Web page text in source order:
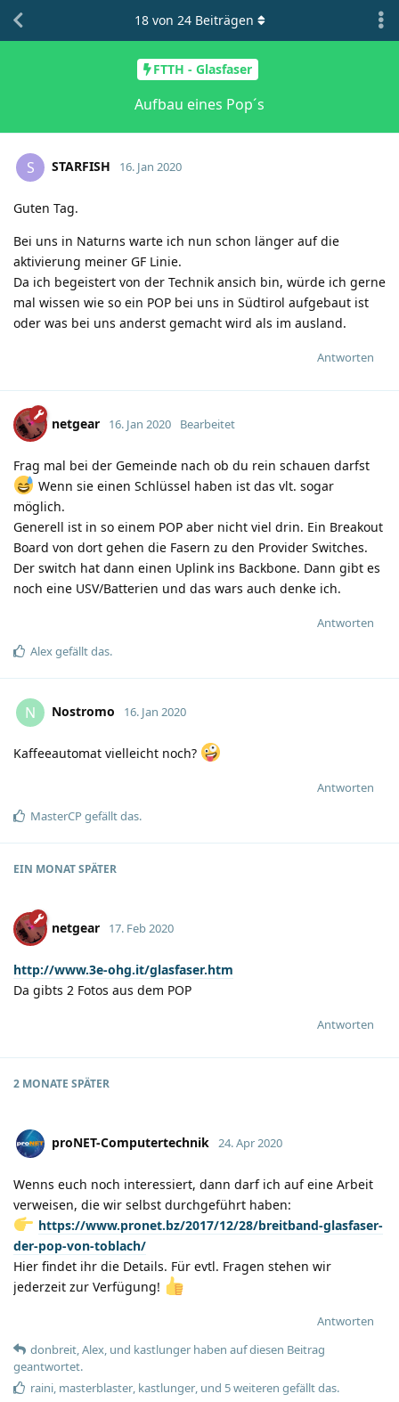
FTTH - Glasfaser
Aufbau eines Pop´s
18von 24Beiträgen
S STARFISH 16. Jan 2020
Guten Tag.
Bei uns in Naturns warte ich nun schon länger auf die
aktivierung meiner GF Linie.
Da ich begeistert von der Technik ansich bin, würde ich gerne
mal wissen wie so ein POP bei uns in Südtirol aufgebaut ist
oder was bei uns anderst gemacht wird als im ausland.
Antworten
netgear 16. Jan 2020 Bearbeitet
Frag mal bei der Gemeinde nach ob du rein schauen darfst
Wenn sie einen Schlüssel haben ist das vlt. sogar
möglich.
Generell ist in so einem POP aber nicht viel drin. Ein Breakout
Board von dort gehen die Fasern zu den Provider Switches.
Der switch hat dann einen Uplink ins Backbone. Dann gibt es
noch eine USV/Batterien und das wars auch denke ich.
Antworten
Alexgefällt das.
N Nostromo 16. Jan 2020
Kaffeeautomat vielleicht noch?
Antworten
MasterCPgefällt das.
EIN MONATSPÄTER
netgear 17. Feb 2020
http://www.3e-ohg.it/glasfaser.htm
Da gibts 2 Fotos aus dem POP
Antworten
2 MONATE SPÄTER
proNET-Computertechnik 24. Apr 2020
Wenns euch noch interessiert, dann darf ich auf eine Arbeit
verweisen, die wir selbst durchgeführt haben:
https://www.pronet.bz/2017/12/28/breitband-glasfaser-
der-pop-von-toblach/
Hier findet ihr die Details. Für evtl. Fragen stehen wir
jederzeit zur Verfügung!
Antworten
donbreit,Alex, und kastlunger haben auf diesen Beitrag
geantwortet.
raini, masterblaster, kastlunger, und 5weiteren gefällt das.